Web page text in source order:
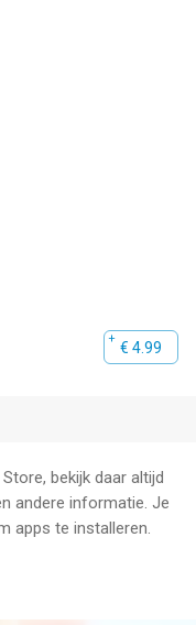
€ 4.99
bekijk daar altijd
andere informatie. Je
apps te installeren.